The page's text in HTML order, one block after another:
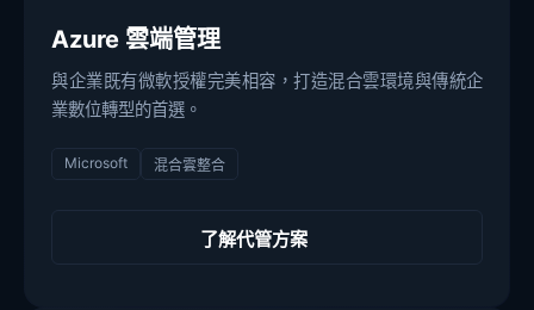
Azure 雲端管理
與企業既有微軟授權完美相容，打造混合雲環境與傳統企
業數位轉型的首選。
Microsoft 混合雲整合
了解代管方案